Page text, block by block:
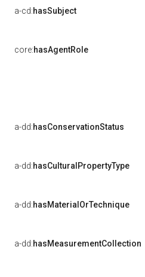
a-cd:hasSubject
core:hasAgentRole
a-dd:hasConservationStatus
a-dd:hasCulturalPropertyType
a-dd:hasMaterialOrTechnique
a-dd:hasMeasurementCollection